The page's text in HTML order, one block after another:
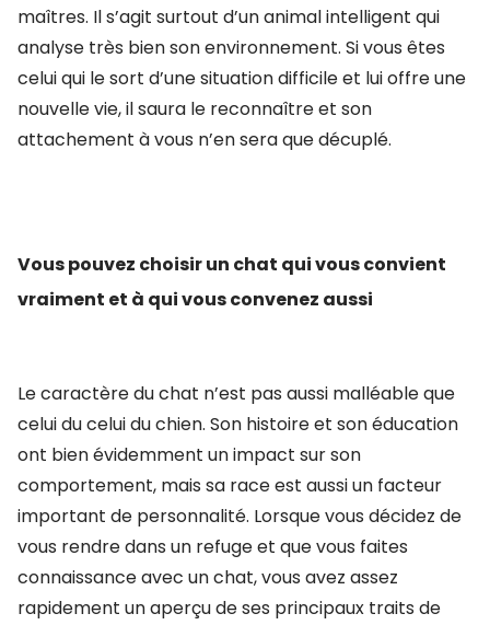
maîtres. Il s’agit surtout d’un animal intelligent qui
analyse très bien son environnement. Si vous êtes
celui qui le sort d’une situation difficile et lui offre une
nouvelle vie, il saura le reconnaître et son
attachement à vous n’en sera que décuplé.
Vous pouvez choisir un chat qui vous convient
vraiment et à qui vous convenez aussi
Le caractère du chat n’est pas aussi malléable que
celui du celui du chien. Son histoire et son éducation
ont bien évidemment un impact sur son
comportement, mais sa race est aussi un facteur
important de personnalité. Lorsque vous décidez de
vous rendre dans un refuge et que vous faites
connaissance avec un chat, vous avez assez
rapidement un aperçu de ses principaux traits de